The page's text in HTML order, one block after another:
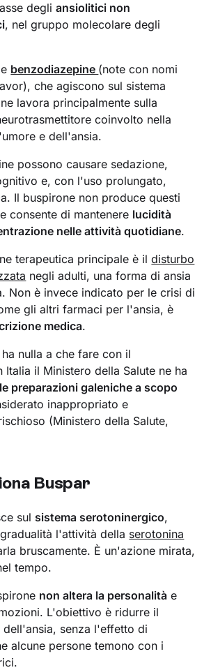
degliansiolitici non
, nel gruppo molecolare degli
benzodiazepine (note con nomi
che agiscono sul sistema
lavora principalmente sulla
coinvolto nella
e dell'ansia.
possono causare sedazione,
e, con l'uso prolungato,
Il buspirone non produce questi
consente di mantenere lucidità
nelle attività quotidiane.
terapeutica principale è ildisturbo
negli adulti, una forma di ansia
Non è invece indicato per le crisi di
gli altri farmaci per l'ansia, è
medica.
nulla a che fare con il
Italia il Ministero della Salute ne ha
preparazioni galeniche a scopo
inappropriato e
(Ministero della Salute,
Buspar
sul sistema serotoninergico,
l'attività della serotonina
bruscamente. È un'azione mirata,
tempo.
non altera la personalità e
L'obiettivo è ridurre il
senza l'effetto di
alcune persone temono con i